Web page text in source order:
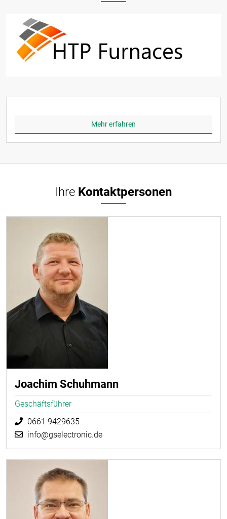
Mehr erfahren
Ihre Kontaktpersonen
Joachim Schuhmann
Geschäftsführer
0661 9429635
info@gselectronic.de